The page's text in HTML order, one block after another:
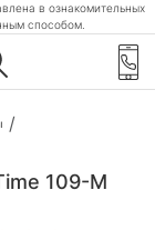
в ознакомительных
способом.
109-M